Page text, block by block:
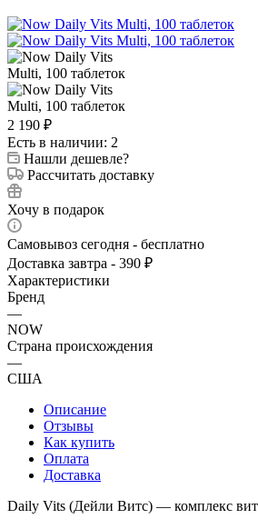
2 190 ₽
Есть в наличии: 2
Нашли дешевле?
Рассчитать доставку
Хочу в подарок
Самовывоз сегодня - бесплатно
Доставка завтра - 390 ₽
Характеристики
Бренд
—
NOW
Страна происхождения
—
США
Описание
Отзывы
Как купить
Оплата
Доставка
Daily Vits (Дейли Витс) — комплекс